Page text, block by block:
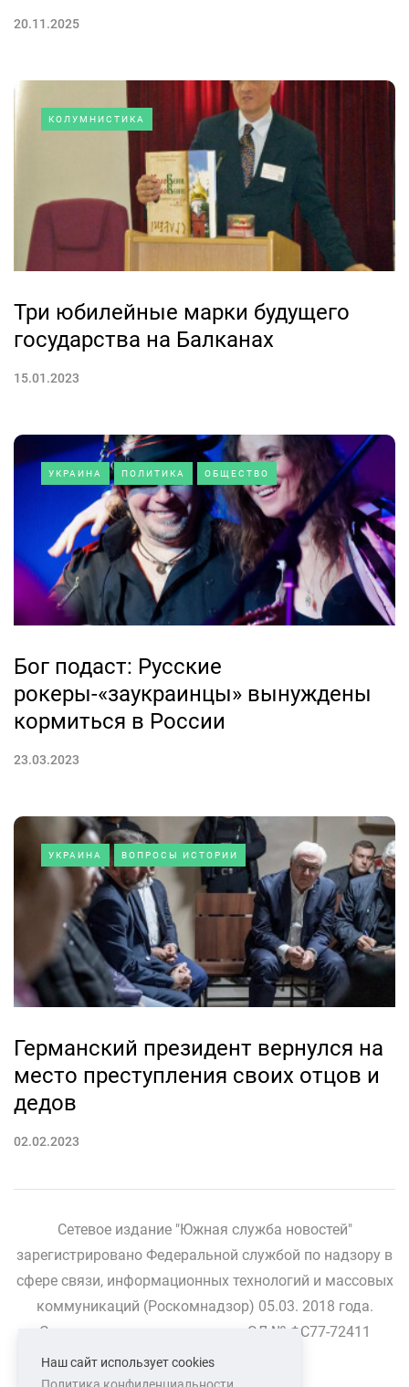
20.11.2025
КОЛУМНИСТИКА
Три юбилейные марки будущего
государства на Балканах
15.01.2023
УКРАИНА ПОЛИТИКА ОБЩЕСТВО
Бог подаст: Русские
рокеры-«заукраинцы» вынуждены
кормиться в России
23.03.2023
УКРАИНА ВОПРОСЫ ИСТОРИИ
Германский президент вернулся на
место преступления своих отцов и
дедов
02.02.2023
Сетевое издание "Южная служба новостей"
зарегистрировано Федеральной службой по надзору в
сфере связи, информационных технологий и массовых
коммуникаций (Роскомнадзор) 05.03. 2018 года.
Свидетельство о регистрации ЭЛ № ФС77-72411
Наш сайт использует cookies